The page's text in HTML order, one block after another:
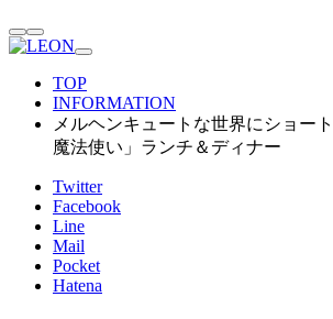
TOP
INFORMATION
メルヘンキュートな世界にショー
魔法使い」ランチ＆ディナー
Twitter
Facebook
Line
Mail
Pocket
Hatena